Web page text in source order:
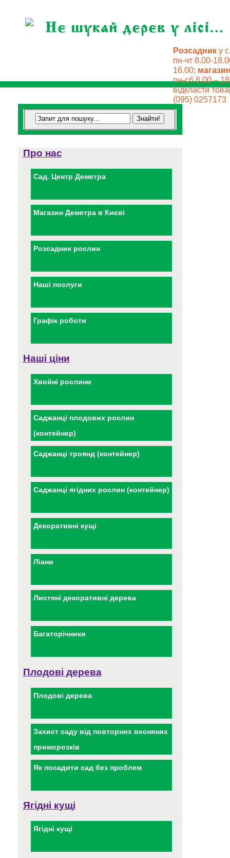
Розсадник у
пн-чт 8.00-
16.00;
пн-сб 8.00 –
відкласти
(095) 0257173
Про нас
Сад. Центр Деметра
Магазин Деметра в Києві
Розсадник рослин
Наші послуги
Графік роботи
Наші ціни
Хвойні рослини
Саджанці плодових рослин
(контейнер)
Саджанці троянд (контейнер)
Саджанці ягідних рослин (контейнер)
Декоративні кущі
Ліани
Листяні декоративні дерева
Багаторічники
Плодові дерева
Плодові дерева
Захист саду від повторних весняних
приморозків
Як посадити сад без проблем
Ягідні кущі
Ягідні кущі